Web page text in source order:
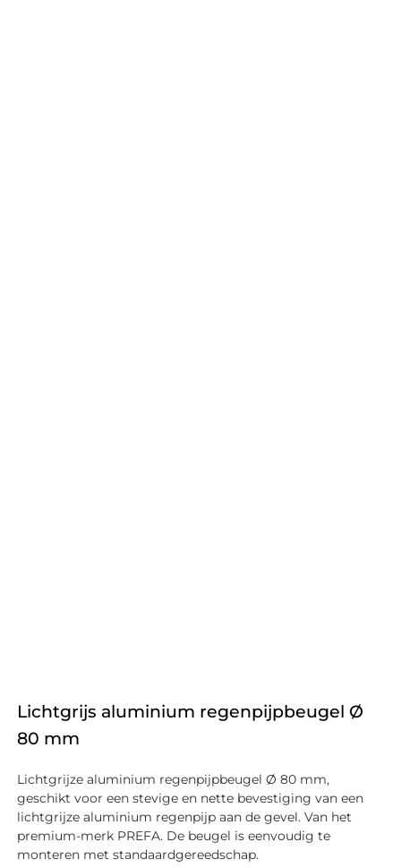
Lichtgrijs aluminium regenpijpbeugel Ø
80 mm
Lichtgrijze aluminium regenpijpbeugel Ø 80 mm,
geschikt voor een stevige en nette bevestiging van een
lichtgrijze aluminium regenpijp aan de gevel. Van het
premium-merk PREFA. De beugel is eenvoudig te
monteren met standaardgereedschap.